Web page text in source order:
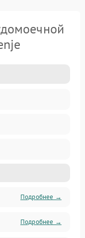
Подробнее →
Подробнее →